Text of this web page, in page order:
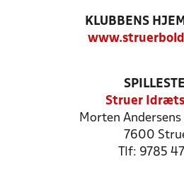
KLUBBENS
Struer
Morten Andersens
7600
Tlf: 9785